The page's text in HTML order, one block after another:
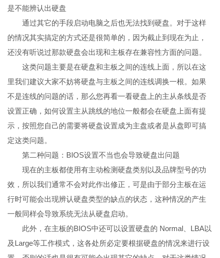
是不能辨认出硬盘
通过其它的手段启动电脑之后也无法找到硬盘。对于这样
的情况其实搞定的方式还是很简单的，因为截止到现在为止，
还没有听说过那款硬盘会出现和主板存在兼容性方面的问题。
这类问题主要是在硬盘和主板之间的连线上面，所以在这
里我们建议大家不妨将硬盘与主板之间的连线调换一根。如果
不是连线的问题的话，那么您再看一看硬盘上的主从条线是否
设置正确，如何设置主从跳线的地位一般都会在硬盘上面有提
示，按照您自己的需要将硬盘设置成为主盘或者是从盘即可搞
定这类问题。
第二种问题：BIOS设置不当也会导致硬盘出问题
现在的主板都使用有主动检测硬盘类别以及品牌型号的功
效，所以我们通常不会对此作出修正，可是由于部分主板在运
行时可能会出现辨认硬盘类型的缺点的状态，这种情况的产生
一般同样会导致系统无法从硬盘启动。
此外，在主板的BIOS中还可以设置硬盘的 Normal、LBA以
及Large等工作模式，这各处所必定要根据硬盘的情况来进行设